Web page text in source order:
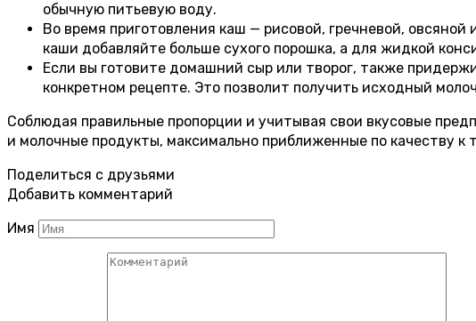
обычную питьевую воду.
Во время приготовления каш — рисовой, гречневой,
каши добавляйте больше сухого порошка, а для жидкой
Если вы готовите домашний сыр или творог, также
конкретном рецепте. Это позволит получить исходный
Соблюдая правильные пропорции и учитывая свои вкусовые
и молочные продукты, максимально приближенные по качеству к
Поделиться с друзьями
Добавить комментарий
Имя